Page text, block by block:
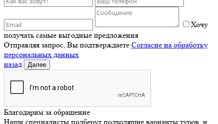
Хочу
получать самые выгодные предложения
Отправляя запрос, Вы подтверждаете Согласие на обработку
персональных данных
назад
Далее
Благодарим за обращение
Наши специалисты подберут подходящие варианты туров, и